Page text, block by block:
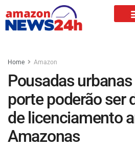
Home Amazon
Pousadas
porte poderão ser
de licenciamento
Amazonas